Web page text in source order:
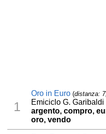
1
Oro in Euro (distanza:
Emiciclo G.
argento, compro,
oro, vendo